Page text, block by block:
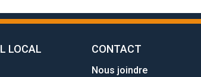
LOCAL CONTACT
Nous joindre